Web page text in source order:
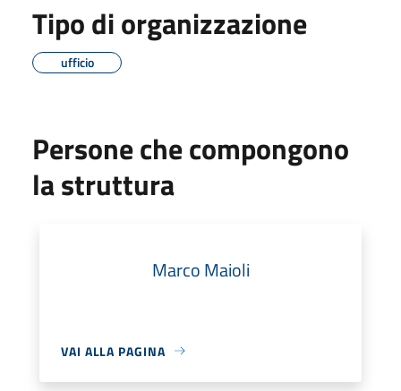
Tipo di organizzazione
ufficio
Persone che compongono
la struttura
Marco Maioli
VAI ALLA PAGINA